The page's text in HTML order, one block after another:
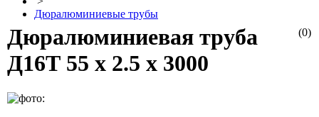
Дюралюминиевые трубы
(0)
Дюралюминиевая труба
Д16Т 55 х 2.5 х 3000